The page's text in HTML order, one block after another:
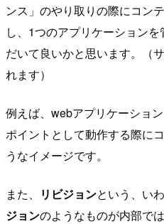
ンス」のやり取りの際にコン
し、1つのアプリケーション
だいて良いかと思います。（
れます）
例えば、webアプリケーショ
ポイントとして動作する際に
うなイメージです。
また、 リビジョンという、い
ジョンのようなものが内部で